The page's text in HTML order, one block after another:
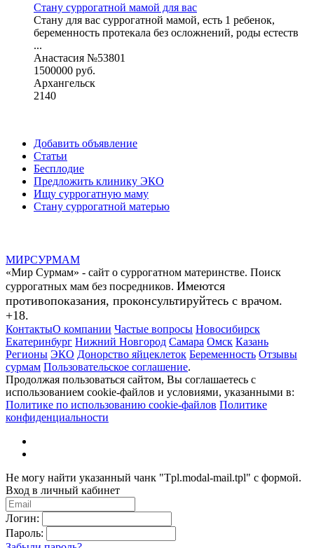
Стану суррогатной мамой для вас
Стану для вас суррогатной мамой, есть 1 ребенок,
беременность протекала без осложнений, роды естеств
...
Анастасия №53801
1500000 руб.
Архангельск
2140
Добавить объявление
Статьи
Бесплодие
Предложить клинику ЭКО
Ищу суррогатную маму
Стану суррогатной матерью
МИРСУРМАМ
«Мир Сурмам» - сайт о суррогатном материнстве. Поиск
суррогатных мам без посредников. Имеются
противопоказания, проконсультируйтесь с врачом.
+18.
КонтактыО компании Частые вопросы Новосибирск
Екатеринбург Нижний Новгород Самара Омск Казань
Регионы ЭКО Донорство яйцеклеток Беременность Отзывы
сурмам Пользовательское соглашение.
Продолжая пользоваться сайтом, Вы соглашаетесь с
использованием cookie-файлов и условиями, указанными в:
Политике по использованию cookie-файлов Политике
конфиденциальности
Не могу найти указанный чанк "Tpl.modal-mail.tpl" с формой.
Вход в личный кабинет
Логин:
Пароль: